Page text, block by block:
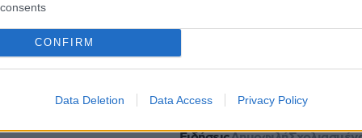
CONFIRM
Data Deletion Data Access Privacy Policy
Ειδήσεις
στοProtothema.gr